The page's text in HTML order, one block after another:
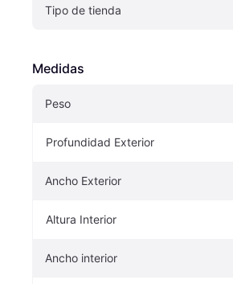
Tipo de tienda
Medidas
Peso
Profundidad Exterior
Ancho Exterior
Altura Interior
Ancho interior